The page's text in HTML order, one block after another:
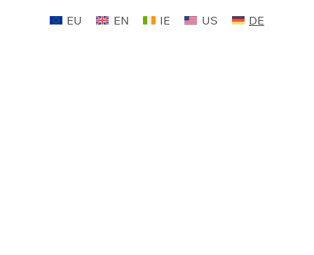
EU EN IE US DE